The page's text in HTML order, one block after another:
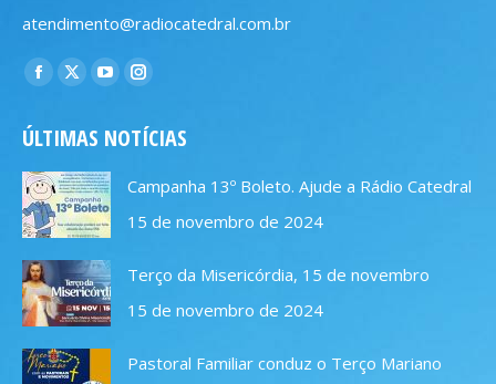
atendimento@radiocatedral.com.br
Encontre-nos em:
Facebook
opens
in
new
window
X
opens
in
new
window
YouTube
opens
in
new
window
Instagram
opens
new
window
ÚLTIMAS NOTÍCIAS
Campanha 13º Boleto. Ajude a Rádio Catedral
15 de novembro de 2024
Terço da Misericórdia, 15 de novembro
15 de novembro de 2024
Pastoral Familiar conduz o Terço Mariano